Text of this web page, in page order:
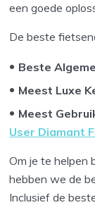
een goede
De beste
Beste
Meest Luxe
Meest
User Diamant
Om je te helpen
hebben we de
Inclusief de